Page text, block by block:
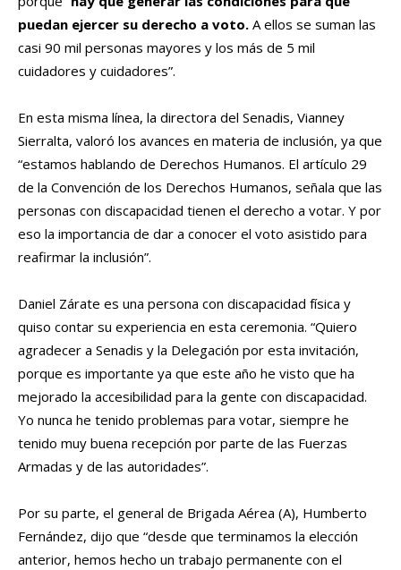
puedan ejercer su derecho a voto. A ellos se suman las
casi 90 mil personas mayores y los más de 5 mil
cuidadores y cuidadores”.
En esta misma línea, la directora del Senadis, Vianney
Sierralta, valoró los avances en materia de inclusión, ya que
“estamos hablando de Derechos Humanos. El artículo 29
de la Convención de los Derechos Humanos, señala que las
personas con discapacidad tienen el derecho a votar. Y por
eso la importancia de dar a conocer el voto asistido para
reafirmar la inclusión”.
Daniel Zárate es una persona con discapacidad física y
quiso contar su experiencia en esta ceremonia. “Quiero
agradecer a Senadis y la Delegación por esta invitación,
porque es importante ya que este año he visto que ha
mejorado la accesibilidad para la gente con discapacidad.
Yo nunca he tenido problemas para votar, siempre he
tenido muy buena recepción por parte de las Fuerzas
Armadas y de las autoridades”.
Por su parte, el general de Brigada Aérea (A), Humberto
Fernández, dijo que “desde que terminamos la elección
anterior, hemos hecho un trabajo permanente con el